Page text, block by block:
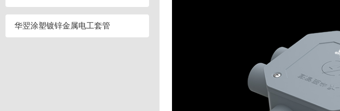
华翌涂塑镀锌金属电工套管